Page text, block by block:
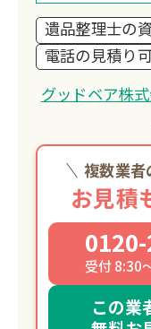
遺品整理士の
電話の見積り
グッドベア株
複数業
お見積
受付 8:30
この業